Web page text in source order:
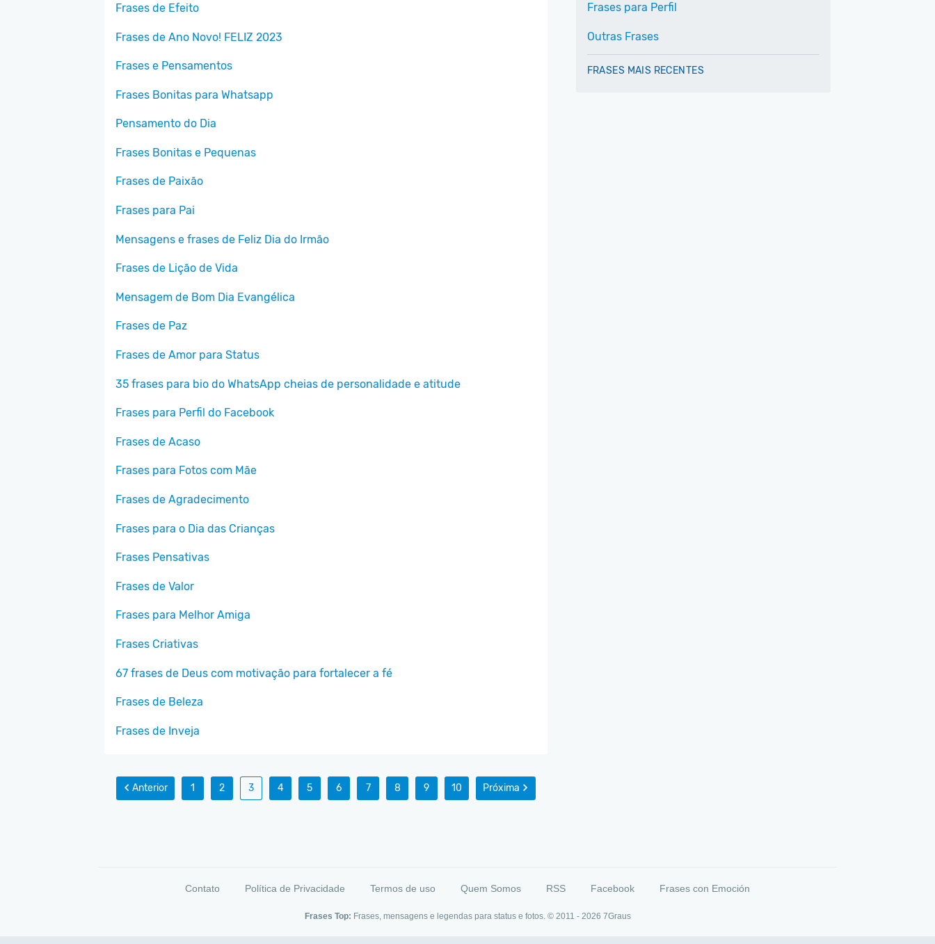
Frases de Efeito
Frases de Ano Novo! FELIZ 2023
Frases e Pensamentos
Frases Bonitas para Whatsapp
Pensamento do Dia
Frases Bonitas e Pequenas
Frases de Paixão
Frases para Pai
Mensagens e frases de Feliz Dia do Irmão
Frases de Lição de Vida
Mensagem de Bom Dia Evangélica
Frases de Paz
Frases de Amor para Status
35 frases para bio do WhatsApp cheias de personalidade e atitude
Frases para Perfil do Facebook
Frases de Acaso
Frases para Fotos com Mãe
Frases de Agradecimento
Frases para o Dia das Crianças
Frases Pensativas
Frases de Valor
Frases para Melhor Amiga
Frases Criativas
67 frases de Deus com motivação para fortalecer a fé
Frases de Beleza
Frases de Inveja
Anterior 1 2 3 4 5 6 7 8 9 10 Próxima
Frases para Perfil
Outras Frases
FRASES MAIS RECENTES
Contato Política de Privacidade Termos de uso Quem Somos RSS Facebook Frases con Emoción
Frases Top: Frases, mensagens e legendas para status e fotos. © 2011 - 2026 7Graus